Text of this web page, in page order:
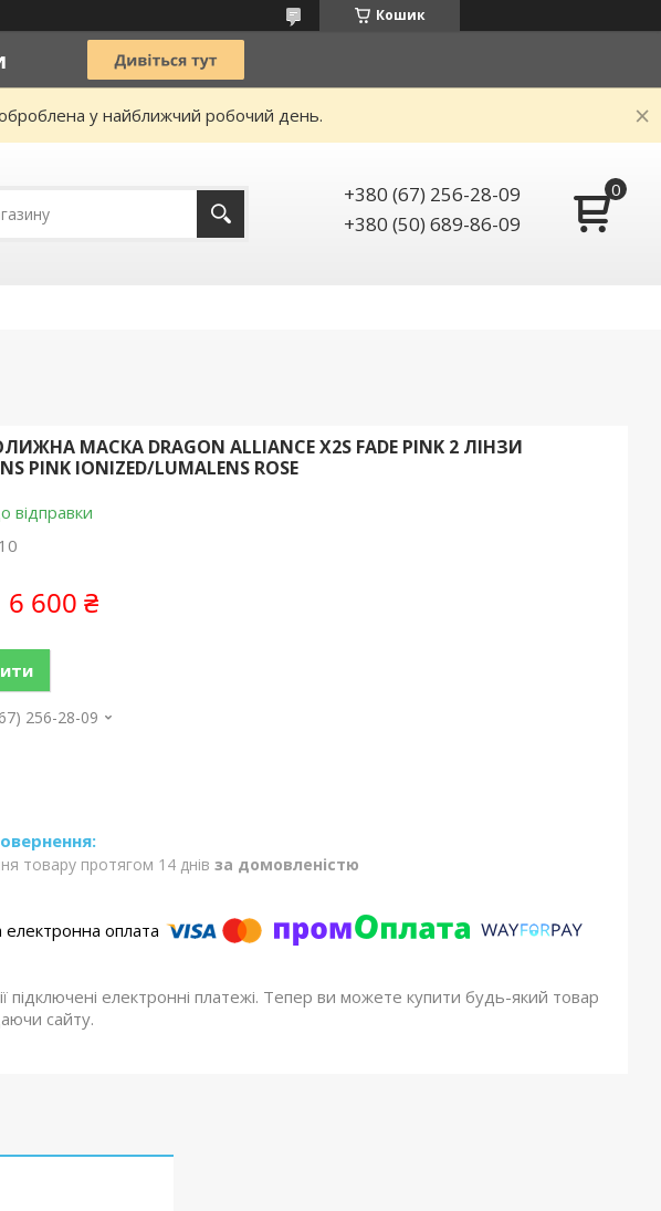
Кошик
у найближчий робочий день.
+380 (67) 256-28-09
+380 (50) 689-86-09
МАСКА DRAGON ALLIANCE X2S FADE PINK 2 ЛІНЗИ
PINK IONIZED/LUMALENS ROSE
відправки
6 600 ₴
256-28-09
товару протягом 14 днів за домовленістю
підключені електронні платежі. Тепер ви можете купити будь-який товар
сайту.